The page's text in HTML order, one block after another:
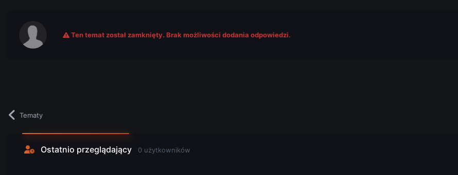
Ten temat został zamknięty. Brak możliwości dodania odpowiedzi.
Tematy
Ostatnio przeglądający 0 użytkowników